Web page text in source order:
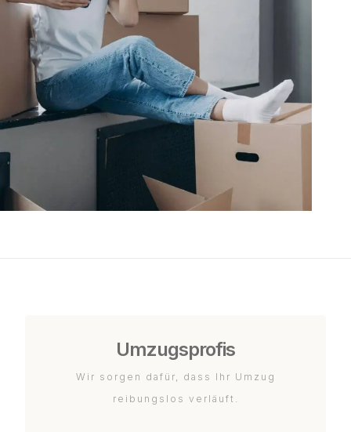
Umzugsprofis
Wir sorgen dafür, dass Ihr Umzug
reibungslos verläuft.